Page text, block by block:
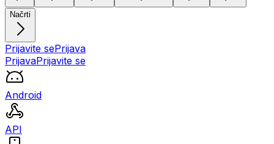
Načrti
Prijavite sePrijava
PrijavaPrijavite se
Android
API